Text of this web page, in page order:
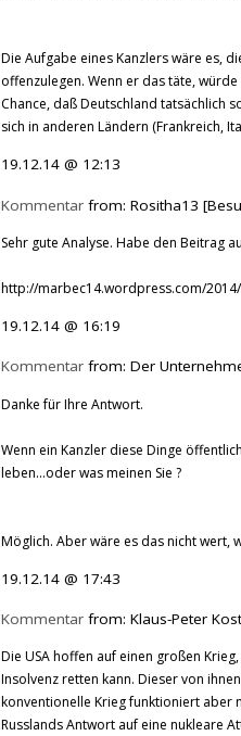
Die Aufgabe eines Kanzlers wäre es,
offenzulegen. Wenn er das täte,
Chance, daß Deutschland tatsächlich
sich in anderen Ländern (Frankreich,
19.12.14 @ 12:13
Kommentar from: Rositha13
Sehr gute Analyse. Habe den Beitrag
http://marbec14.wordpress.com/
19.12.14 @ 16:19
Kommentar from: Der
Danke für Ihre Antwort.
Wenn ein Kanzler diese Dinge
leben...oder was meinen Sie ?
Möglich. Aber wäre es das nicht wert,
19.12.14 @ 17:43
Kommentar from: Klaus-Peter
Die USA hoffen auf einen großen
Insolvenz retten kann. Dieser von
konventionelle Krieg funktioniert aber
Russlands Antwort auf eine nukleare